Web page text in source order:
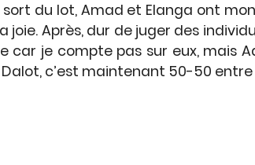
du lot, Amad et Elanga ont
joie. Après, dur de juger des
car je compte pas sur eux, mais
c’est maintenant 50-50 entre